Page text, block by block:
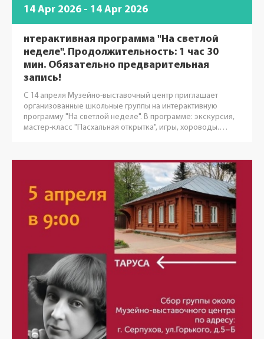
14 Apr 2026 - 14 Apr 2026
нтерактивная программа "На светлой
неделе". Продолжительность: 1 час 30
мин. Обязательно предварительная
запись!
С 14 апреля Музейно-выставочный центр приглашает
организованные школьные группы на интерактивную
программу "На светлой неделе". В программе: экскурсия,
мастер-класс "Пасхальная открытка", игры, хороводы.…